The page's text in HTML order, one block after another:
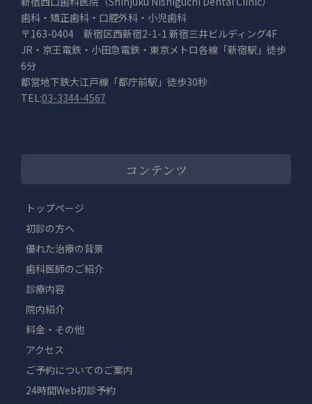
歯科・矯正歯科・口腔外科・小児歯科
〒163-0404 新宿区西新宿2-1-1 新宿三井ビルディング4F
JR・京王電鉄・小田急電鉄・東京メトロ各線「新宿駅」徒歩
6分
都営地下鉄大江戸線「都庁前駅」徒歩30秒
TEL:03-3344-4567
コンテンツ
トップページ
初診の方へ
優れた治療の背景
歯科医師のご紹介
診療内容
院内紹介
料金・その他
アクセス
ご予約についてのご案内
24時間Web初診予約